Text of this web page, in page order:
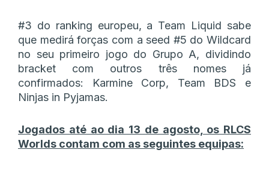
#3 do ranking europeu, a Team Liquid sabe
que medirá forças com a seed #5 do Wildcard
no seu primeiro jogo do Grupo A, dividindo
bracket com outros três nomes já
confirmados: Karmine Corp, Team BDS e
Ninjas in Pyjamas.
Jogados até ao dia 13 de agosto, os RLCS
Worlds contam com as seguintes equipas: